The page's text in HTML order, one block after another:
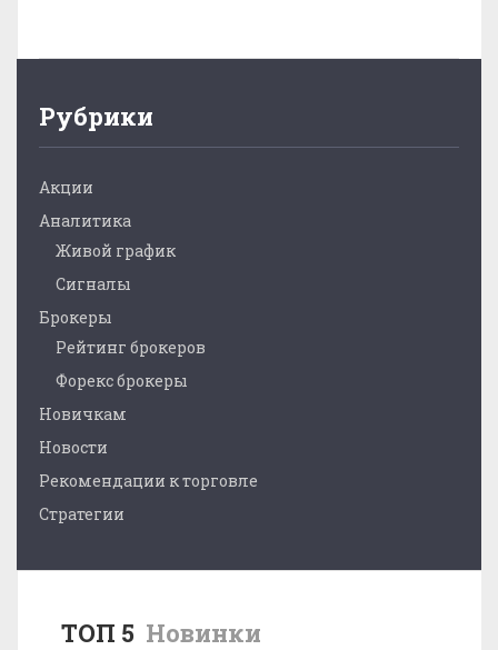
Рубрики
Акции
Аналитика
Живой график
Сигналы
Брокеры
Рейтинг брокеров
Форекс брокеры
Новичкам
Новости
Рекомендации к торговле
Стратегии
ТОП 5 Новинки